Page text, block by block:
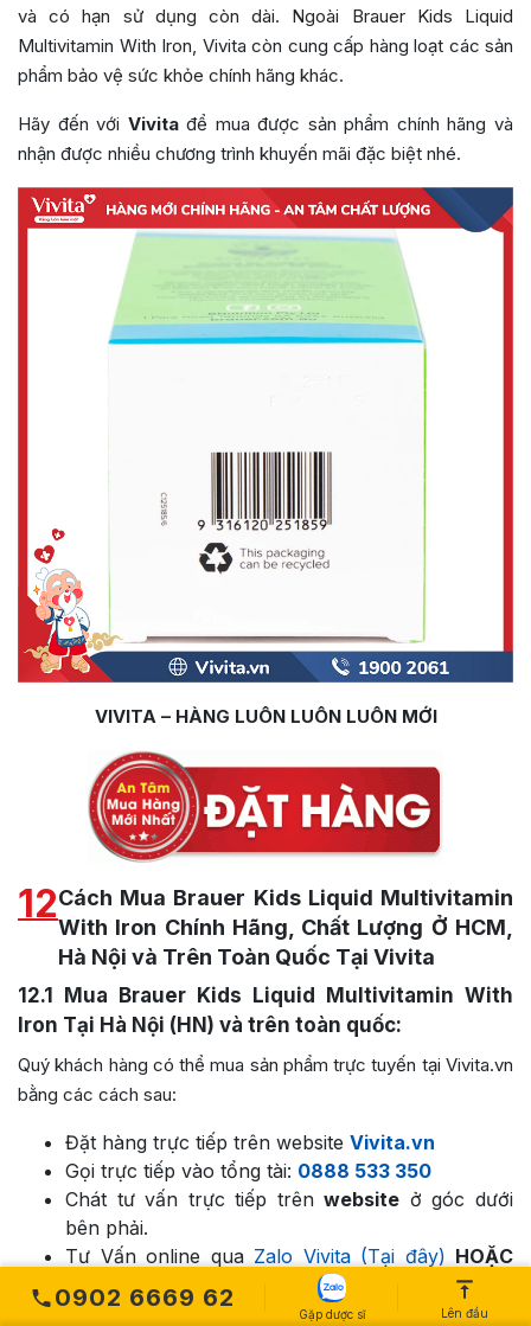
và có hạn sử dụng còn dài. Ngoài Brauer Kids Liquid
Multivitamin With Iron, Vivita còn cung cấp hàng loạt các sản
phẩm bảo vệ sức khỏe chính hãng khác.
Hãy đến với Vivitađể mua được sản phẩm chính hãng và
nhận được nhiều chương trình khuyến mãi đặc biệt nhé.
VIVITA – HÀNG LUÔN LUÔN LUÔN MỚI
12Cách Mua Brauer Kids Liquid Multivitamin
With Iron Chính Hãng, Chất Lượng Ở HCM,
Hà Nội và Trên Toàn Quốc Tại Vivita
12.1
Mua Brauer Kids Liquid Multivitamin With
Iron Tại Hà Nội (HN) và trên toàn quốc:
Quý khách hàng có thể mua sản phẩm trực tuyến tại Vivita.vn
bằng các cách sau:
Đặt hàng trực tiếp trên website Vivita.vn
Gọi trực tiếp vào tổng tài: 0888 533 350
Chát tư vấn trực tiếp trênwebsite ở góc dưới
bên phải.
Tư Vấn online quaZalo Vivita (Tại đây) HOẶC
qua fanpage facebook Vivita (tại đây)
ĐỂ ĐƯỢC GỌI LẠI tư vấn thêm về sản phẩm
0902 6669 62
Gặp dược sĩ Lên đầu